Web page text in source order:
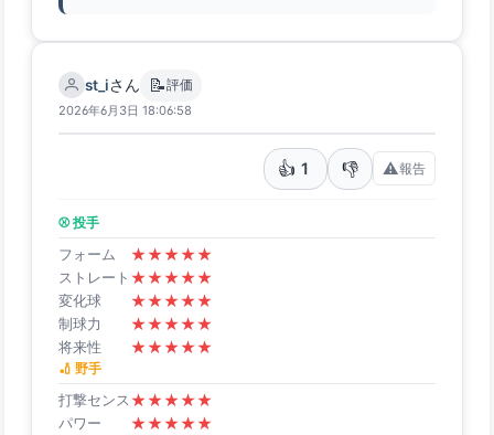
st_iさん 📝評価
2026年6月3日 18:06:58
👍 1 👎 ⚠️報告
⚾ 投手
フォーム
★★★★★
ストレート ★★★★★
変化球 ★★★★★
制球力 ★★★★★
将来性 ★★★★★
🏏 野手
打撃センス ★★★★★
パワー ★★★★★